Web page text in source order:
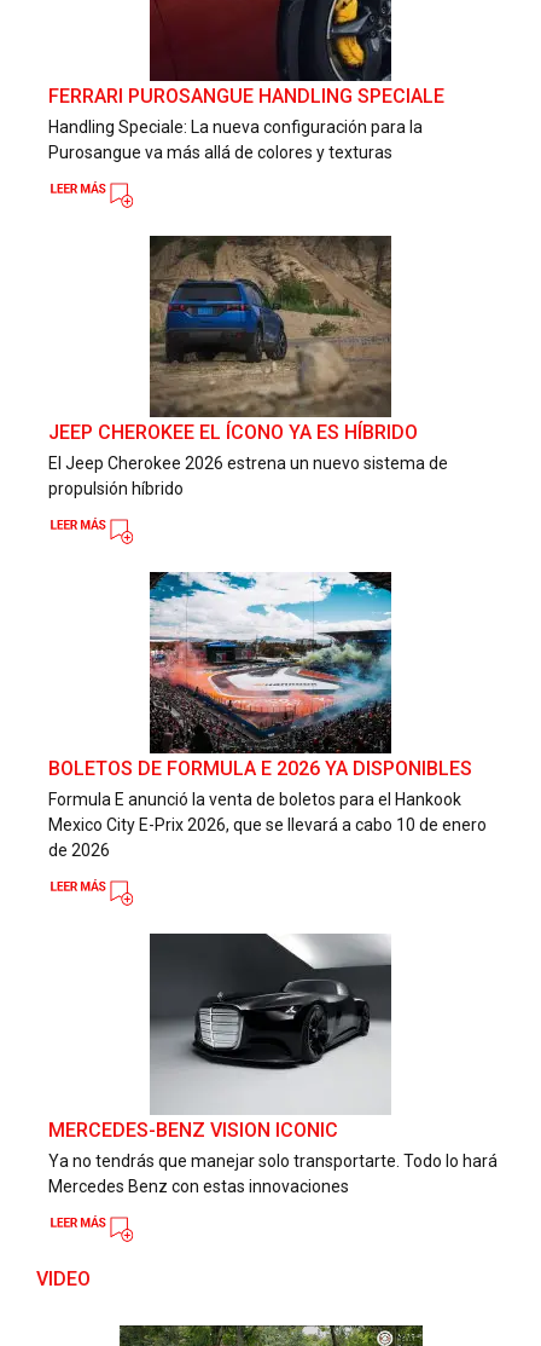
FERRARI PUROSANGUE HANDLING SPECIALE
Handling Speciale: La nueva configuración para la
Purosangue va más allá de colores y texturas
JEEP CHEROKEE EL ÍCONO YA ES HÍBRIDO
El Jeep Cherokee 2026 estrena un nuevo sistema de
propulsión híbrido
BOLETOS DE FORMULA E 2026 YA DISPONIBLES
Formula E anunció la venta de boletos para el Hankook
Mexico City E-Prix 2026, que se llevará a cabo 10 de enero
de 2026
MERCEDES-BENZ VISION ICONIC
Ya no tendrás que manejar solo transportarte. Todo lo hará
Mercedes Benz con estas innovaciones
VIDEO